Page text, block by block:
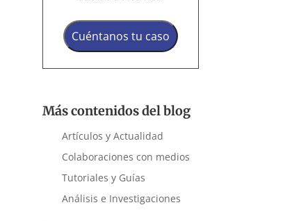
Cuéntanos tu caso
Más contenidos del blog
Artículos y Actualidad
Colaboraciones con medios
Tutoriales y Guías
Análisis e Investigaciones